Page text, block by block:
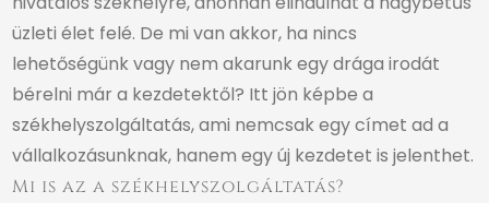
üzleti élet felé. De mi van akkor, ha nincs
lehetőségünk vagy nem akarunk egy drága irodát
bérelni már a kezdetektől? Itt jön képbe a
székhelyszolgáltatás, ami nemcsak egy címet ad a
vállalkozásunknak, hanem egy új kezdetet is jelenthet.
Mi is az a székhelyszolgáltatás?